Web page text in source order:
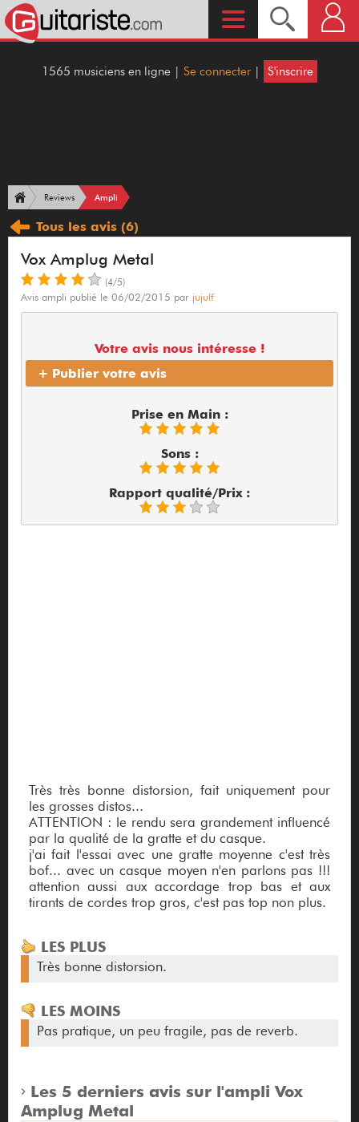
1565 musiciens en ligne | Se connecter | S'inscrire
Reviews Ampli
Tous les avis (6)
Vox Amplug Metal
(4/5)
Avis ampli publié le 06/02/2015 par jujulf
Votre avis nous intéresse !
+ Publier votre avis
Prise en Main :
Sons :
Rapport qualité/Prix :
Très très bonne distorsion, fait uniquement pour
les grosses distos...
ATTENTION : le rendu sera grandement influencé
par la qualité de la gratte et du casque.
j'ai fait l'essai avec une gratte moyenne c'est très
bof... avec un casque moyen n'en parlons pas !!!
attention aussi aux accordage trop bas et aux
tirants de cordes trop gros, c'est pas top non plus.
LES PLUS
Très bonne distorsion.
LES MOINS
Pas pratique, un peu fragile, pas de reverb.
Les 5 derniers avis sur l'ampli Vox
Amplug Metal